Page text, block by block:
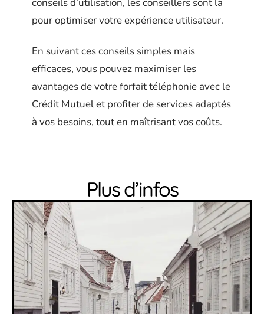
pour optimiser votre expérience utilisateur.
En suivant ces conseils simples mais
efficaces, vous pouvez maximiser les
avantages de votre forfait téléphonie avec le
Crédit Mutuel et profiter de services adaptés
à vos besoins, tout en maîtrisant vos coûts.
Plus d’infos